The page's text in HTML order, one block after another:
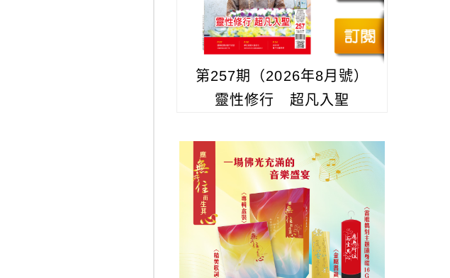
第257期（2026年8月號）
靈性修行 超凡入聖